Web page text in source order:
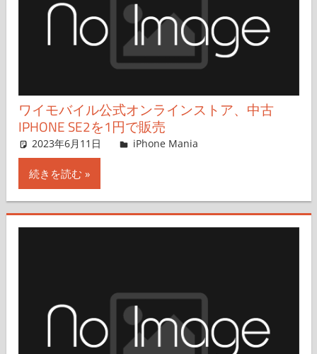
ワイモバイル公式オンラインストア、中古
IPHONE SE2を1円で販売
2023年6月11日 iPhone Mania
iPhone Mania
続きを読む